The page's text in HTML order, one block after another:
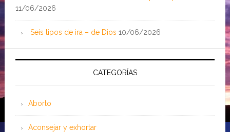
11/06/2026
Seis tipos de ira – de Dios 10/06/2026
CATEGORÍAS
Aborto
Aconsejar y exhortar